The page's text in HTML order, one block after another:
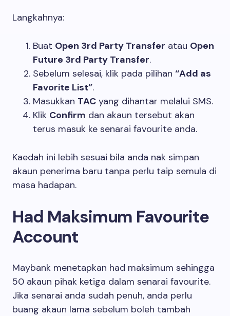
Langkahnya:
Buat Open 3rd Party Transfer atau Open
Future 3rd Party Transfer.
Sebelum selesai, klik pada pilihan “Add as
Favorite List”.
Masukkan TAC yang dihantar melalui SMS.
Klik Confirm dan akaun tersebut akan
terus masuk ke senarai favourite anda.
Kaedah ini lebih sesuai bila anda nak simpan
akaun penerima baru tanpa perlu taip semula di
masa hadapan.
Had Maksimum Favourite
Account
Maybank menetapkan had maksimum sehingga
50 akaun pihak ketiga dalam senarai favourite.
Jika senarai anda sudah penuh, anda perlu
buang akaun lama sebelum boleh tambah